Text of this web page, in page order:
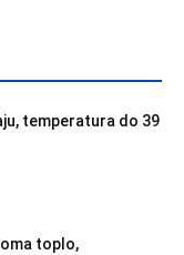
temperatura do 39
toplo,